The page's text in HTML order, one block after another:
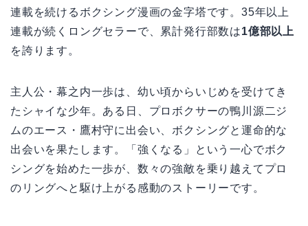
連載を続けるボクシング漫画の金字塔です。35年以上
連載が続くロングセラーで、累計発行部数は1億部以上
を誇ります。
主人公・幕之内一歩は、幼い頃からいじめを受けてき
たシャイな少年。ある日、プロボクサーの鴨川源二ジ
ムのエース・鷹村守に出会い、ボクシングと運命的な
出会いを果たします。「強くなる」という一心でボク
シングを始めた一歩が、数々の強敵を乗り越えてプロ
のリングへと駆け上がる感動のストーリーです。